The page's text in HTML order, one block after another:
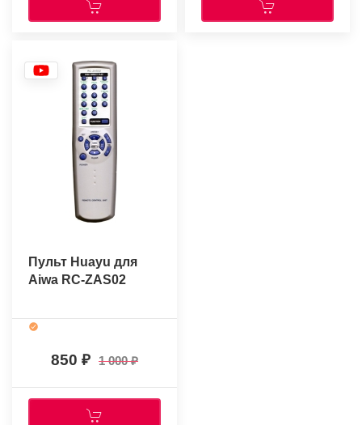
Пульт Huayu для
Aiwa RC-ZAS02
850 1 000